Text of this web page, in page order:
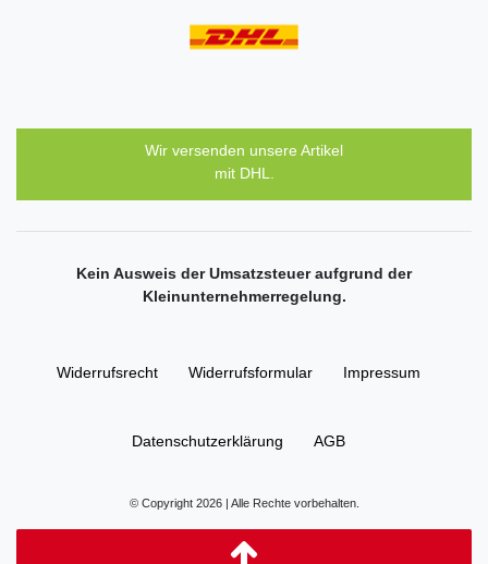
Wir versenden unsere Artikel
mit DHL.
Kein Ausweis der Umsatzsteuer aufgrund der
Kleinunternehmerregelung.
Widerrufs­recht Widerrufs­formular Impressum
Daten­schutz­erklärung AGB
© Copyright 2026 | Alle Rechte vorbehalten.